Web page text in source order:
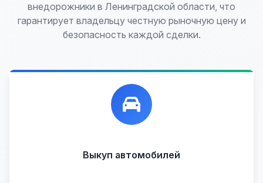
внедорожники в Ленинградской области, что
гарантирует владельцу честную рыночную цену и
безопасность каждой сделки.
Выкуп автомобилей
Лучшие предложения по выкупу автомобилей,
любых:
Проблемные
Кредитные
В залоге